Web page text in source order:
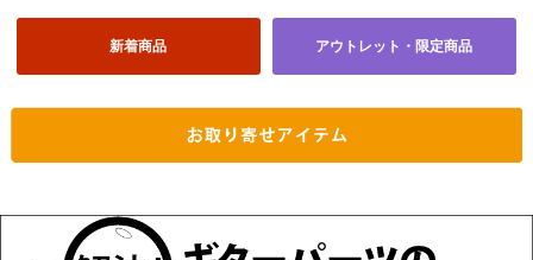
新着商品 アウトレット・限定商品